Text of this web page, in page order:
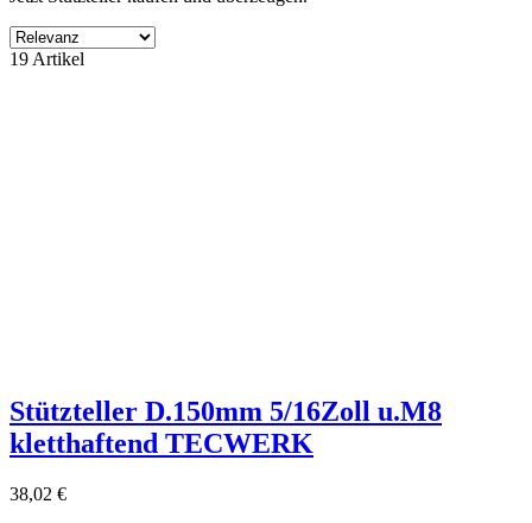
Filter
Zubehör Verkauf 6
Produkte zeigen19
19 Artikel
Stützteller D.150mm 5/16Zoll u.M8
kletthaftend TECWERK
38,02 €